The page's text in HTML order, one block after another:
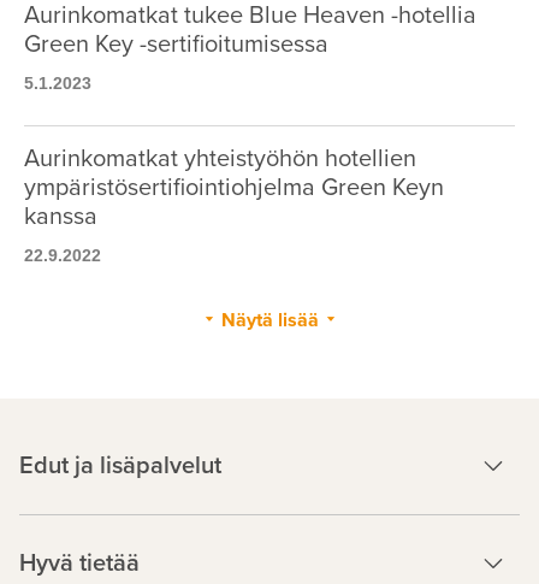
Aurinkomatkat tukee Blue Heaven -hotellia
Green Key -sertifioitumisessa
5.1.2023
Aurinkomatkat yhteistyöhön hotellien
ympäristösertifiointiohjelma Green Keyn
kanssa
22.9.2022
Näytä lisää
Edut ja lisäpalvelut
Hyvä tietää